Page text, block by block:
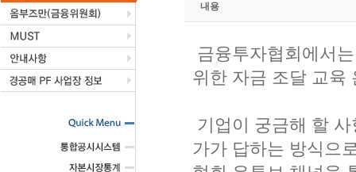
내용
금융투자협회에서
위한 자금 조달 교육
기업이 궁금해 할
가가 답하는 방식으